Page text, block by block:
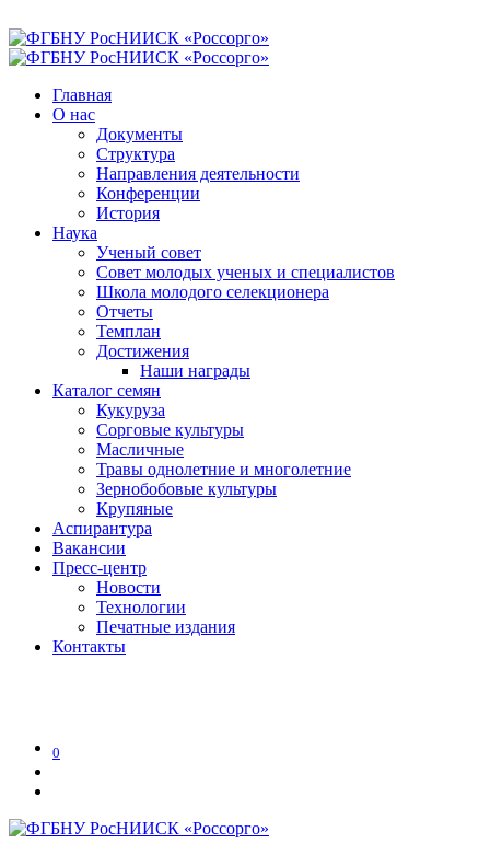
Главная
О нас
Документы
Структура
Направления деятельности
Конференции
История
Наука
Ученый совет
Совет молодых ученых и специалистов
Школа молодого селекционера
Отчеты
Темплан
Достижения
Наши награды
Каталог семян
Кукуруза
Сорговые культуры
Масличные
Травы однолетние и многолетние
Зернобобовые культуры
Крупяные
Аспирантура
Вакансии
Пресс-центр
Новости
Технологии
Печатные издания
Контакты
0